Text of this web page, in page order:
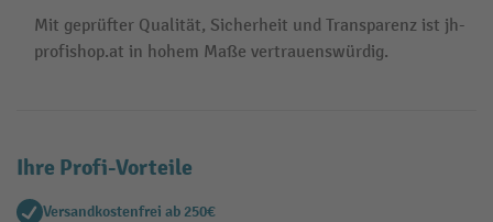
Mit geprüfter Qualität, Sicherheit und Transparenz ist jh-
profishop.at in hohem Maße vertrauenswürdig.
Ihre Profi-Vorteile
Versandkostenfrei ab 250€